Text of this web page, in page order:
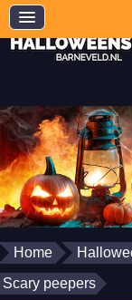
Home
Scary peepers